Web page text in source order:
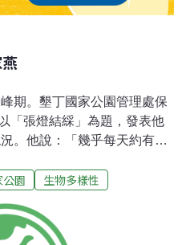
期。墾丁國家公園管理處保
「張燈結綵」為題，發表他
。他說：「幾乎每天約有2
榮說，燕子是我們一般人相
及毛腳燕，有時還有金腰燕
燕在恆春半島有明顯停棲過
園 生物多樣性